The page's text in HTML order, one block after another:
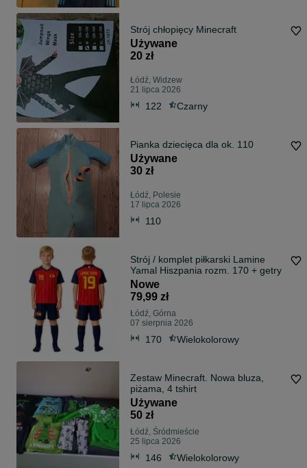
Strój chłopięcy Minecraft
Używane
20 zł
Łódź, Widzew
21 lipca 2026
122 Czarny
Pianka dziecięca dla ok. 110
Używane
30 zł
Łódź, Polesie
17 lipca 2026
110
Strój / komplet piłkarski Lamine
Yamal Hiszpania rozm. 170 + getry
Nowe
79,99 zł
Łódź, Górna
07 sierpnia 2026
170 Wielokolorowy
Zestaw Minecraft. Nowa bluza,
piżama, 4 tshirt
Używane
50 zł
Łódź, Śródmieście
25 lipca 2026
146 Wielokolorowy